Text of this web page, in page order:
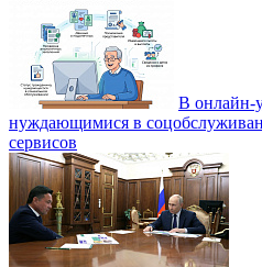
В онлайн-
нуждающимися в
сервисов